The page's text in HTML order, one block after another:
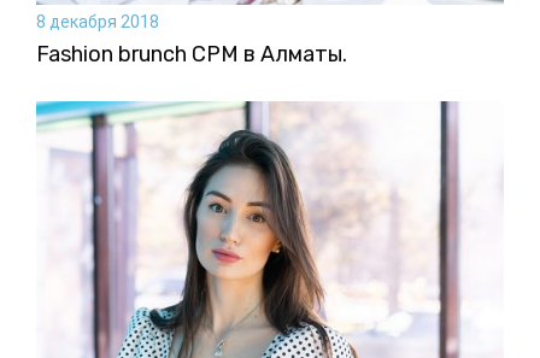
8 декабря 2018
Fashion brunch CPM в Алматы.